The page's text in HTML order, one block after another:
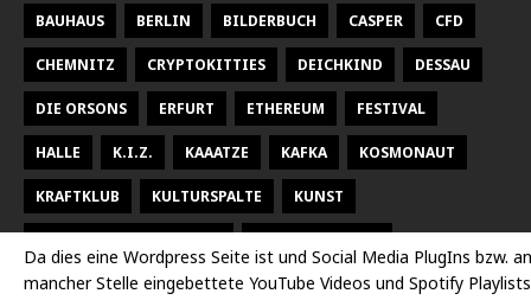
BAUHAUS BERLIN BILDERBUCH CASPER CFD
CHEMNITZ CRYPTOKITTIES DEICHKIND DESSAU
DIE ORSONS ERFURT ETHEREUM FESTIVAL
HALLE K.I.Z. KAAATZE KAFKA KOSMONAUT
KRAFTKLUB KULTURSPALTE KUNST
LARSEN SECHERT LEIPZIG MALEREI MARTERIA
Da dies eine Wordpress Seite ist und Social Media PlugIns bzw. an
mancher Stelle eingebettete YouTube Videos und Spotify Playlists